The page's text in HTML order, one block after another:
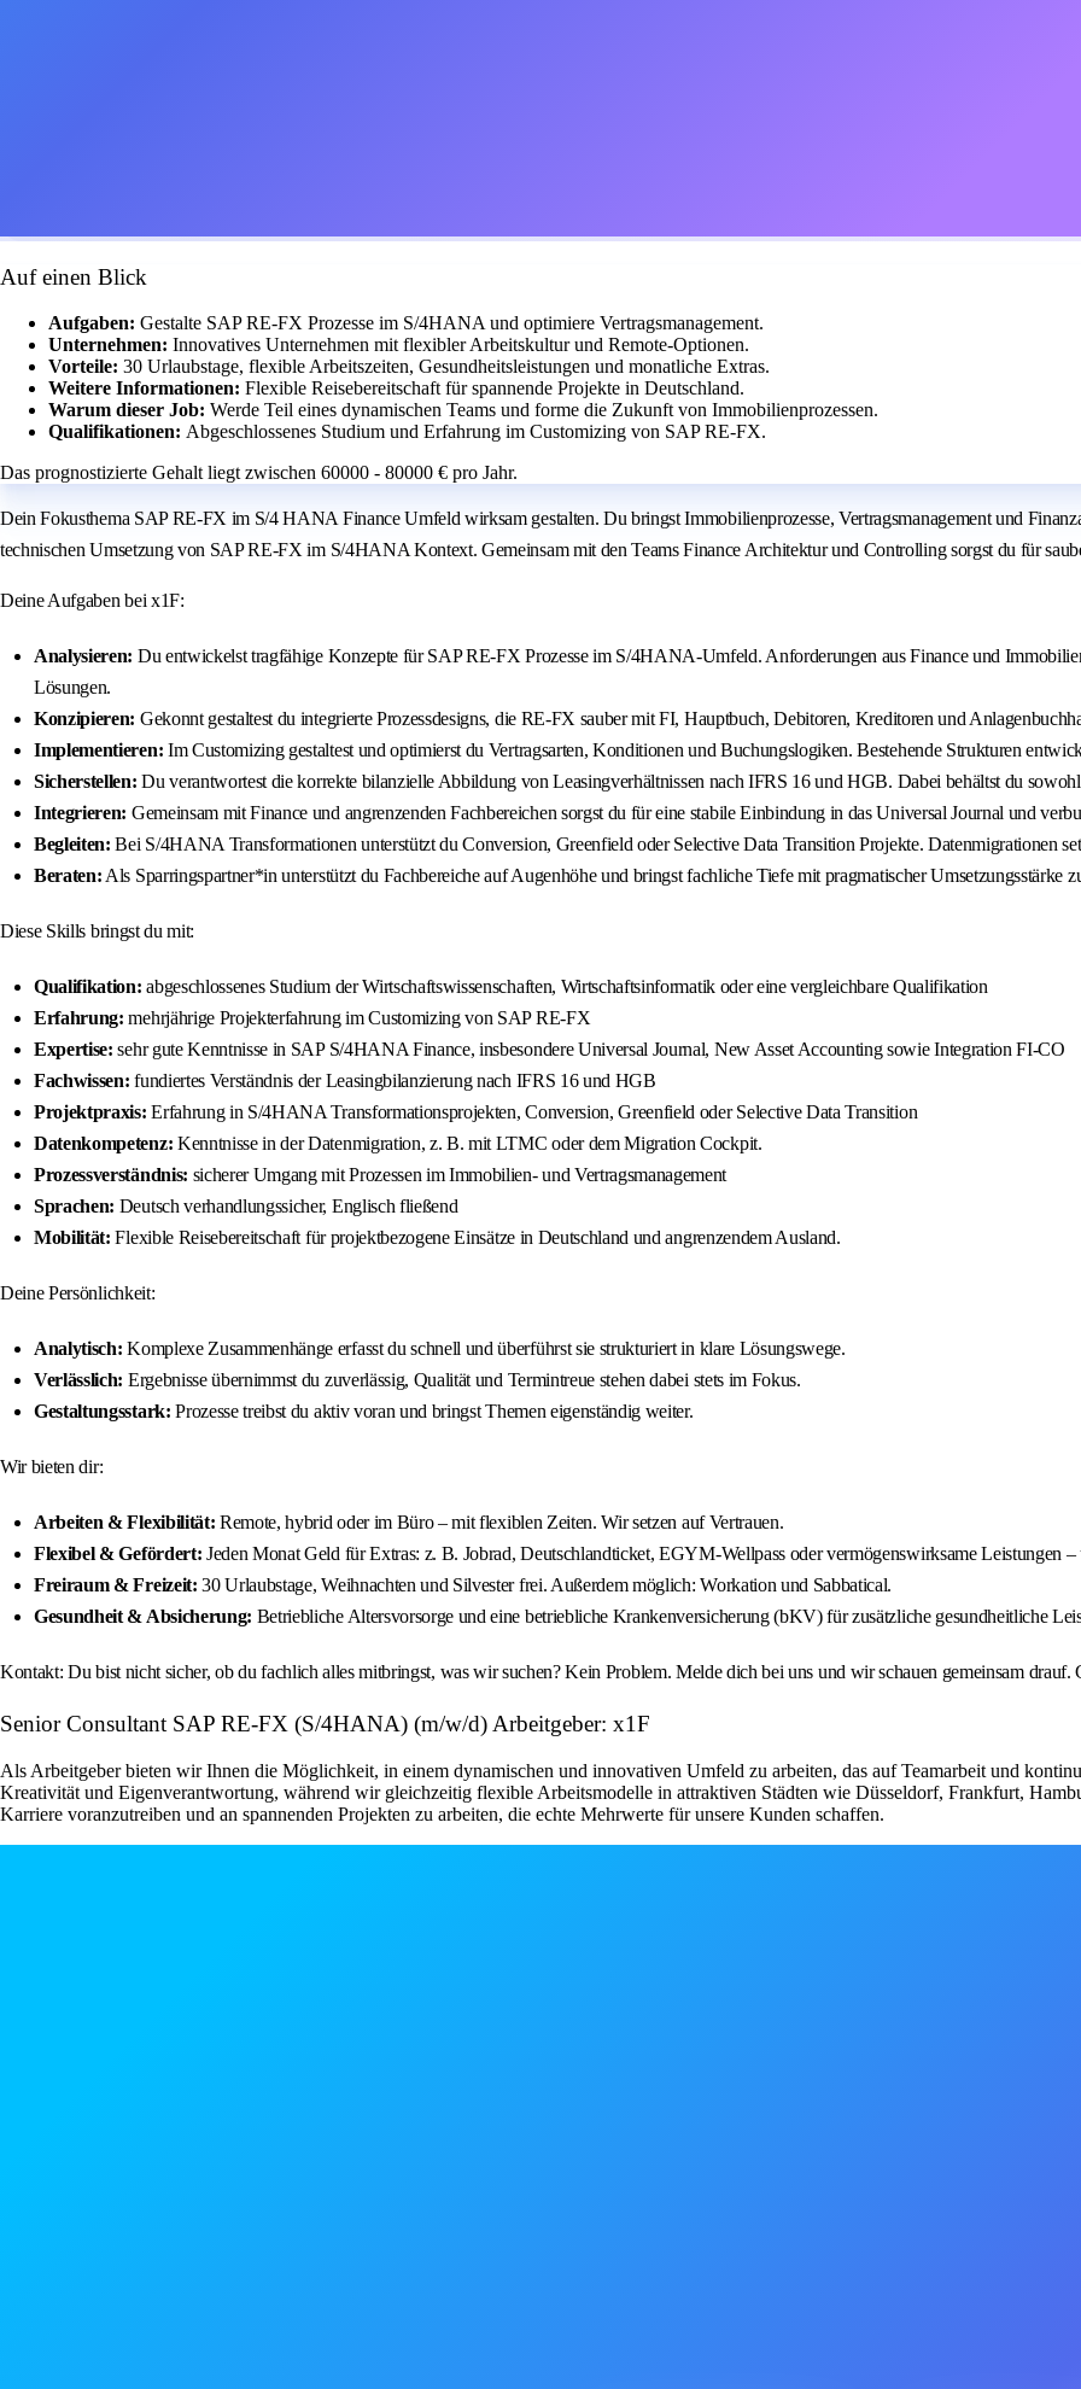
Auf einen Blick
Aufgaben: Gestalte SAP RE-FX Prozesse im S/4HANA und optimiere Vertragsmanagement.
Unternehmen: Innovatives Unternehmen mit flexibler Arbeitskultur und Remote-Optionen.
Vorteile: 30 Urlaubstage, flexible Arbeitszeiten, Gesundheitsleistungen und monatliche Extras.
Weitere Informationen: Flexible Reisebereitschaft für spannende Projekte in Deutschland.
Warum dieser Job: Werde Teil eines dynamischen Teams und forme die Zukunft von Immobilienprozessen.
Qualifikationen: Abgeschlossenes Studium und Erfahrung im Customizing von SAP RE-FX.
Das prognostizierte Gehalt liegt zwischen 60000 - 80000 € pro Jahr.
Dein Fokusthema SAP RE-FX im S/4 HANA Finance Umfeld wirksam gestalten. Du bringst Immobilienprozesse, Vertragsmanagement und
technischen Umsetzung von SAP RE-FX im S/4HANA Kontext. Gemeinsam mit den Teams Finance Architektur und Controlling sorgst du für
Deine Aufgaben bei x1F:
Analysieren: Du entwickelst tragfähige Konzepte für SAP RE-FX Prozesse im S/4HANA-Umfeld. Anforderungen aus Finance und
Lösungen.
Konzipieren: Gekonnt gestaltest du integrierte Prozessdesigns, die RE-FX sauber mit FI, Hauptbuch, Debitoren, Kreditoren und
Implementieren: Im Customizing gestaltest und optimierst du Vertragsarten, Konditionen und Buchungslogiken. Bestehende Strukturen
Sicherstellen: Du verantwortest die korrekte bilanzielle Abbildung von Leasingverhältnissen nach IFRS 16 und HGB. Dabei behältst du
Integrieren: Gemeinsam mit Finance und angrenzenden Fachbereichen sorgst du für eine stabile Einbindung in das Universal Journal und
Begleiten: Bei S/4HANA Transformationen unterstützt du Conversion, Greenfield oder Selective Data Transition Projekte. Datenmigrationen
Beraten: Als Sparringspartner*in unterstützt du Fachbereiche auf Augenhöhe und bringst fachliche Tiefe mit pragmatischer Umsetzungsstärke
Diese Skills bringst du mit:
Qualifikation: abgeschlossenes Studium der Wirtschaftswissenschaften, Wirtschaftsinformatik oder eine vergleichbare Qualifikation
Erfahrung: mehrjährige Projekterfahrung im Customizing von SAP RE-FX
Expertise: sehr gute Kenntnisse in SAP S/4HANA Finance, insbesondere Universal Journal, New Asset Accounting sowie Integration FI-CO
Fachwissen: fundiertes Verständnis der Leasingbilanzierung nach IFRS 16 und HGB
Projektpraxis: Erfahrung in S/4HANA Transformationsprojekten, Conversion, Greenfield oder Selective Data Transition
Datenkompetenz: Kenntnisse in der Datenmigration, z. B. mit LTMC oder dem Migration Cockpit.
Prozessverständnis: sicherer Umgang mit Prozessen im Immobilien- und Vertragsmanagement
Sprachen: Deutsch verhandlungssicher, Englisch fließend
Mobilität: Flexible Reisebereitschaft für projektbezogene Einsätze in Deutschland und angrenzendem Ausland.
Deine Persönlichkeit:
Analytisch: Komplexe Zusammenhänge erfasst du schnell und überführst sie strukturiert in klare Lösungswege.
Verlässlich: Ergebnisse übernimmst du zuverlässig, Qualität und Termintreue stehen dabei stets im Fokus.
Gestaltungsstark: Prozesse treibst du aktiv voran und bringst Themen eigenständig weiter.
Wir bieten dir:
Arbeiten & Flexibilität: Remote, hybrid oder im Büro – mit flexiblen Zeiten. Wir setzen auf Vertrauen.
Flexibel & Gefördert: Jeden Monat Geld für Extras: z. B. Jobrad, Deutschlandticket, EGYM-Wellpass oder vermögenswirksame Leistungen –
Freiraum & Freizeit: 30 Urlaubstage, Weihnachten und Silvester frei. Außerdem möglich: Workation und Sabbatical.
Gesundheit & Absicherung: Betriebliche Altersvorsorge und eine betriebliche Krankenversicherung (bKV) für zusätzliche gesundheitliche
Kontakt: Du bist nicht sicher, ob du fachlich alles mitbringst, was wir suchen? Kein Problem. Melde dich bei uns und wir schauen gemeinsam drauf.
Senior Consultant SAP RE-FX (S/4HANA) (m/w/d) Arbeitgeber: x1F
Als Arbeitgeber bieten wir Ihnen die Möglichkeit, in einem dynamischen und innovativen Umfeld zu arbeiten, das auf Teamarbeit und
Kreativität und Eigenverantwortung, während wir gleichzeitig flexible Arbeitsmodelle in attraktiven Städten wie Düsseldorf, Frankfurt,
Karriere voranzutreiben und an spannenden Projekten zu arbeiten, die echte Mehrwerte für unsere Kunden schaffen.